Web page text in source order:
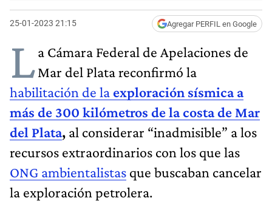
25-01-2023 21:15 Agregar PERFIL en Google
La Cámara Federal de Apelaciones de
Mar del Plata reconfirmó la
habilitación de la exploración sísmica a
más de 300 kilómetros de la costa de Mar
del Plata, al considerar “inadmisible” a los
recursos extraordinarios con los que las
ONG ambientalistas que buscaban cancelar
la exploración petrolera.